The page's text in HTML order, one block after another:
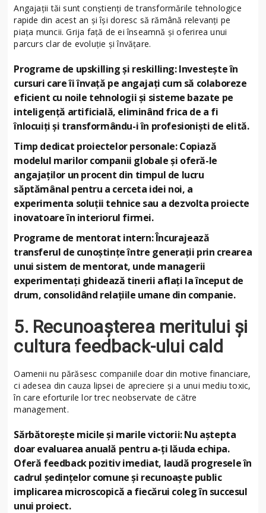
Angajații tăi sunt conștienți de transformările tehnologice
rapide din acest an și își doresc să rămână relevanți pe
piața muncii. Grija față de ei înseamnă și oferirea unui
parcurs clar de evoluție și învățare.
Programe de upskilling și reskilling: Investește în
cursuri care îi învață pe angajați cum să colaboreze
eficient cu noile tehnologii și sisteme bazate pe
inteligență artificială, eliminând frica de a fi
înlocuiți și transformându-i în profesioniști de elită.
Timp dedicat proiectelor personale: Copiază
modelul marilor companii globale și oferă-le
angajaților un procent din timpul de lucru
săptămânal pentru a cerceta idei noi, a
experimenta soluții tehnice sau a dezvolta proiecte
inovatoare în interiorul firmei.
Programe de mentorat intern: Încurajează
transferul de cunoștințe între generații prin crearea
unui sistem de mentorat, unde managerii
experimentați ghidează tinerii aflați la început de
drum, consolidând relațiile umane din companie.
5. Recunoașterea meritului și
cultura feedback-ului cald
Oamenii nu părăsesc companiile doar din motive financiare,
ci adesea din cauza lipsei de apreciere și a unui mediu toxic,
în care eforturile lor trec neobservate de către
management.
Sărbătorește micile și marile victorii: Nu aștepta
doar evaluarea anuală pentru a-ți lăuda echipa.
Oferă feedback pozitiv imediat, laudă progresele în
cadrul ședințelor comune și recunoaște public
implicarea microscopică a fiecărui coleg în succesul
unui proiect.